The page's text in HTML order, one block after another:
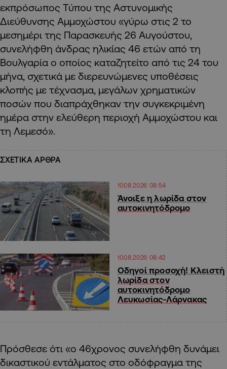
εκπρόσωπος Τύπου της Αστυνομικής
Διεύθυνσης Αμμοχώστου «γύρω στις 2 το
μεσημέρι της Παρασκευής 26 Αυγούστου,
συνελήφθη άνδρας ηλικίας 46 ετών από τη
Βουλγαρία ο οποίος καταζητείτο από τις 24 του
μήνα, σχετικά με διερευνώμενες υποθέσεις
κλοπής με τέχνασμα, μεγάλων χρηματικών
ποσών που διαπράχθηκαν την συγκεκριμένη
ημέρα στην ελεύθερη περιοχή Αμμοχώστου και
τη Λεμεσό».
ΣΧΕΤΙΚΑ ΑΡΘΡΑ
10.08.2026 08:54
Άνοιξε η λωρίδα στον
αυτοκινητόδρομο
10.08.2026 08:42
Οδηγοί προσοχή! Κλειστή
λωρίδα στον
αυτοκινητόδρομο
Λευκωσίας-Λάρνακας
Πρόσθεσε ότι «ο 46χρονος συνελήφθη δυνάμει
δικαστικού εντάλματος στο οδόφραγμα της